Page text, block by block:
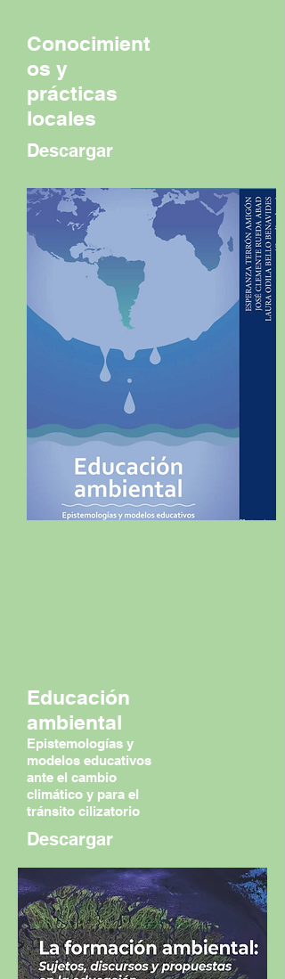
Conocimient
os y
prácticas
locales
Descargar
Educación
ambiental
Epistemologías y
modelos educativos
ante el cambio
climático y para el
tránsito cilizatorio
Descargar